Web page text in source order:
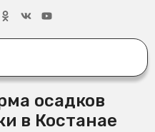
осадков
в Костанае